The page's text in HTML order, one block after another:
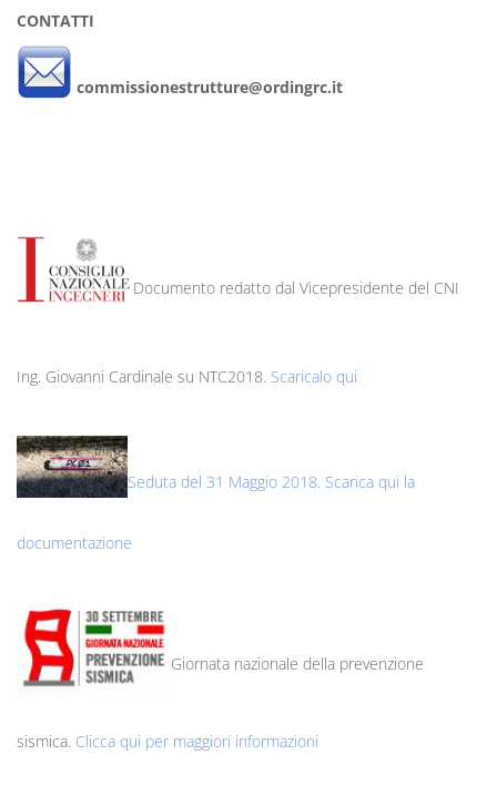
CONTATTI
commissionestrutture@ordingrc.it
Documento redatto dal Vicepresidente del CNI
Ing. Giovanni Cardinale su NTC2018. Scaricalo qui
Seduta del 31 Maggio 2018. Scarica qui la
documentazione
Giornata nazionale della prevenzione
sismica. Clicca qui per maggiori informazioni